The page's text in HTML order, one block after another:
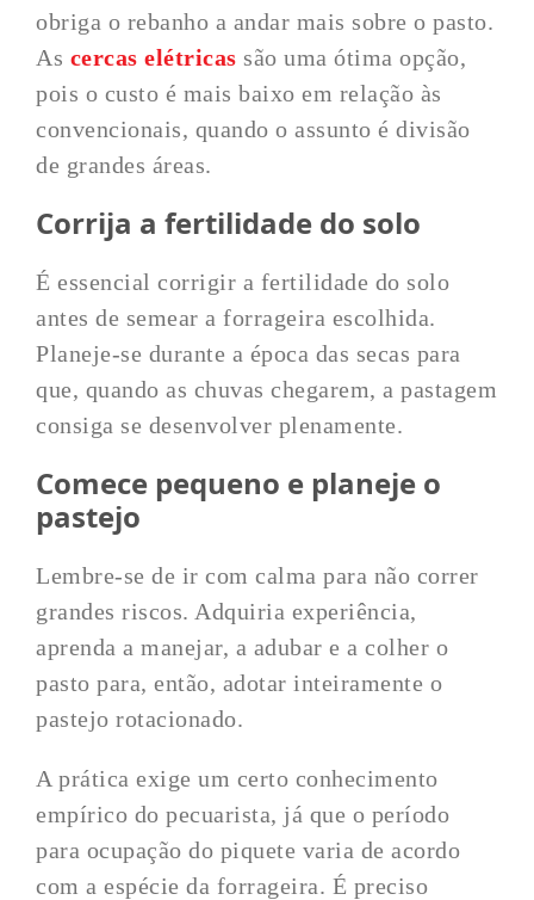
obriga o rebanho a andar mais sobre o pasto.
As cercas elétricas são uma ótima opção,
pois o custo é mais baixo em relação às
convencionais, quando o assunto é divisão
de grandes áreas.
Corrija a fertilidade do solo
É essencial corrigir a fertilidade do solo
antes de semear a forrageira escolhida.
Planeje-se durante a época das secas para
que, quando as chuvas chegarem, a pastagem
consiga se desenvolver plenamente.
Comece pequeno e planeje o
pastejo
Lembre-se de ir com calma para não correr
grandes riscos. Adquiria experiência,
aprenda a manejar, a adubar e a colher o
pasto para, então, adotar inteiramente o
pastejo rotacionado.
A prática exige um certo conhecimento
empírico do pecuarista, já que o período
para ocupação do piquete varia de acordo
com a espécie da forrageira. É preciso